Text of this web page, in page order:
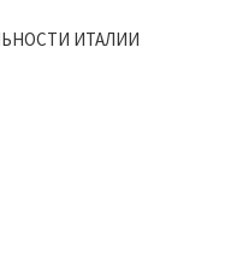
ИТАЛИИ